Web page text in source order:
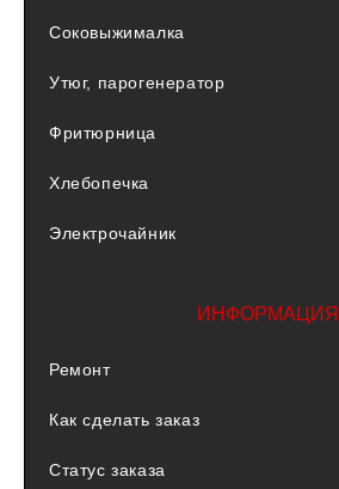
Соковыжималка
Утюг, парогенератор
Фритюрница
Хлебопечка
Электрочайник
ИНФОРМАЦИЯ
Ремонт
Как сделать заказ
Статус заказа